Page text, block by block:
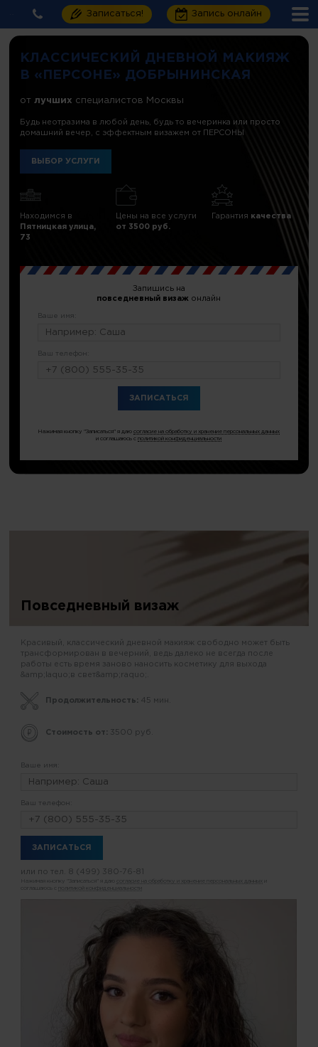
Записаться! Запись онлайн
КЛАССИЧЕСКИЙ ДНЕВНОЙ МАКИЯЖ
В «ПЕРСОНЕ» ДОБРЫНИНСКАЯ
от лучших специалистов Москвы
Будь неотразима в любой день, будь то вечеринка или просто
домашний вечер, с эффектным визажем от ПЕРСОНЫ
ВЫБОР УСЛУГИ
Находимся в
Пятницкая улица,
73
Цены на все услуги
от 3500 руб.
Гарантия качества
Запишись на
повседневный визаж онлайн
Ваше имя:
Ваш телефон:
Нажимая кнопку "Записаться" я даюсогласие на обработку и хранение персональных данных
и соглашаюсь сполитикой конфиденциальности
Повседневный визаж
Красивый, классический дневной макияж свободно может быть
трансформирован в вечерний, ведь далеко не всегда после
работы есть время заново наносить косметику для выхода
&amp;laquo;в свет&amp;raquo;.
Продолжительность: 45 мин.
Стоимость от: 3500 руб.
Ваше имя:
Ваш телефон:
или по тел. 8 (499) 380-76-81
Нажимая кнопку "Записаться" я даю согласие на обработку и хранение персональных данных
политикой конфиденциальности